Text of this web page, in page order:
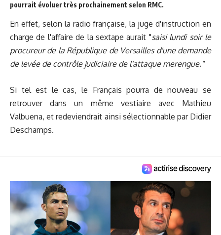
pourrait évoluer très prochainement selon RMC.
En effet, selon la radio française, la juge d'instruction en
charge de l'affaire de la sextape aurait "saisi lundi soir le
procureur de la République de Versailles d'une demande
de levée de contrôle judiciaire de l'attaque merengue."
Si tel est le cas, le Français pourra de nouveau se
retrouver dans un même vestiaire avec Mathieu
Valbuena, et redeviendrait ainsi sélectionnable par Didier
Deschamps.